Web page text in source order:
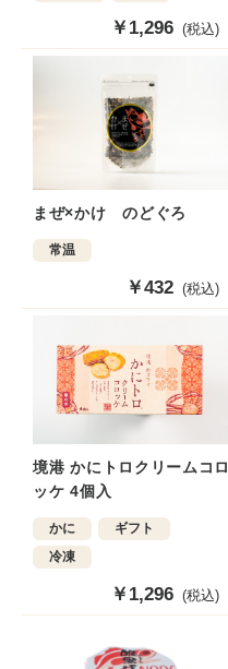
販
売
￥1,296 (税込)
まぜ×かけ のどぐろ
常温
販
売
￥432 (税込)
境港 かにトロクリームコロ
ッケ 4個入
かに
ギフト
冷凍
販
売
格
￥1,296 (税込)